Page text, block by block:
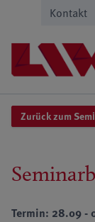
Kontakt
Zurück zum
Termin: 28.09 -